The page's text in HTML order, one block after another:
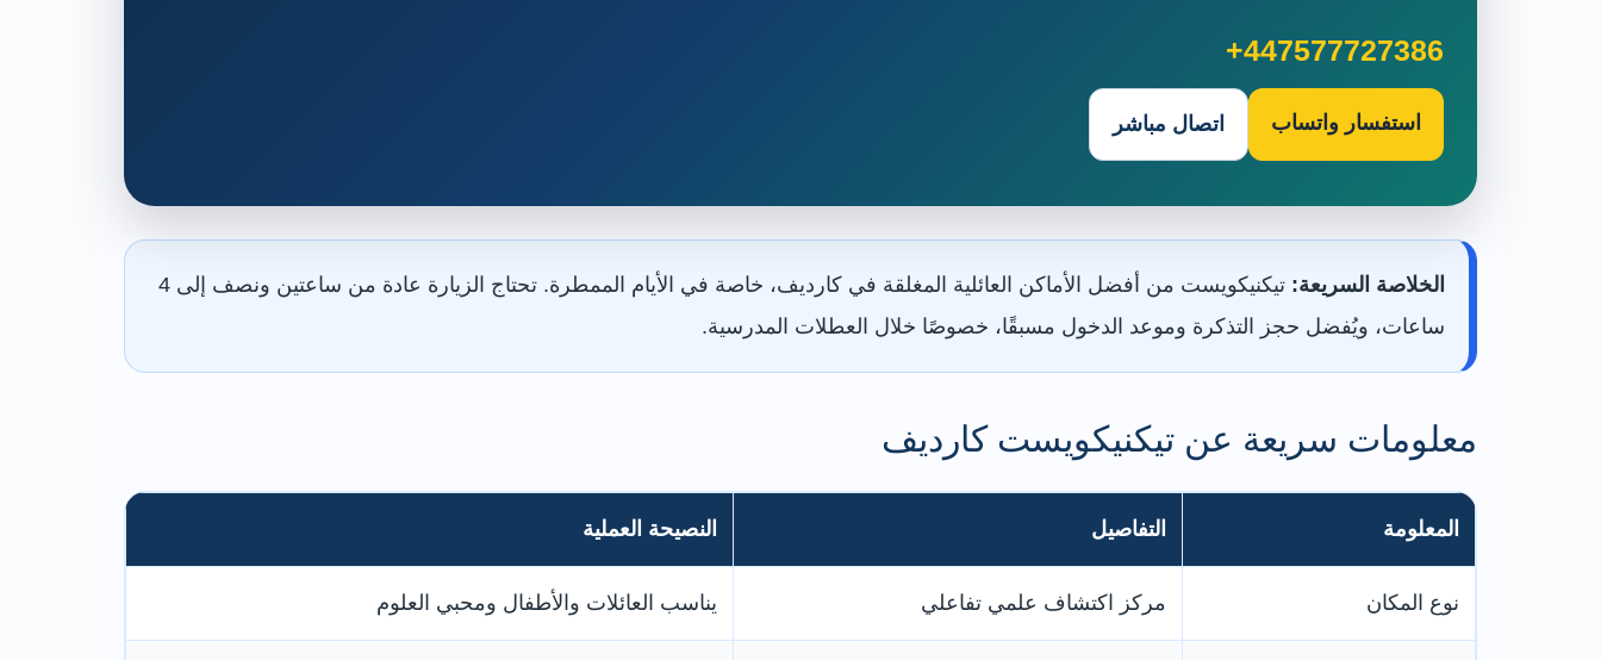
+447577727386
استفسار واتساب اتصال مباشر
الخلاصة السريعة:
تيكنيكويست من أفضل الأماكن العائلية المغلقة في كارديف، خاصة في الأيام الممطرة. تحتاج الزيارة عادة من ساعتين ونصف إلى 4
ساعات، ويُفضل حجز التذكرة وموعد الدخول مسبقًا، خصوصًا خلال العطلات المدرسية.
معلومات سريعة عن تيكنيكويست كارديف
المعلومة التفاصيل النصيحة العملية
نوع المكان مركز اكتشاف علمي تفاعلي يناسب العائلات والأطفال ومحبي العلوم